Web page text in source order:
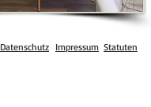
Datenschutz Impressum Statuten